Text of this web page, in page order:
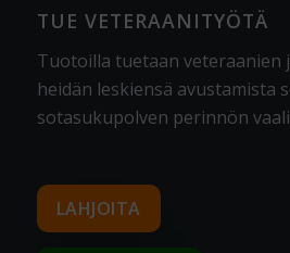
TUE VETERAANITYÖTÄ
Tuotoilla tuetaan veteraanien
heidän leskiensä avustamista
sotasukupolven perinnön
LAHJOITA